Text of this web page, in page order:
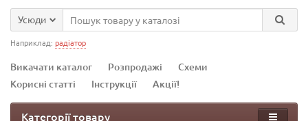
Усюди
Наприклад: радіатор
Викачати каталог Розпродажі
Схеми
Корисні статті
Інструкції Акції!
Категорії товару